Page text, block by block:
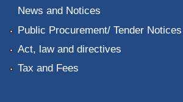
News and Notices
Public Procurement/ Tender Notices
Act, law and directives
Tax and Fees